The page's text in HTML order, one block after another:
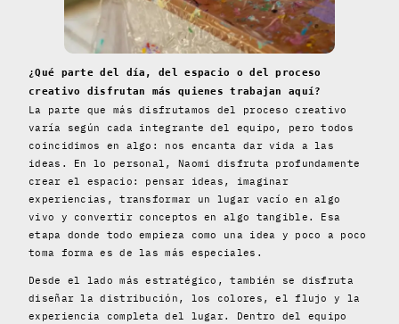
¿Qué parte del día, del espacio o del proceso
creativo disfrutan más quienes trabajan aquí?
La parte que más disfrutamos del proceso creativo
varía según cada integrante del equipo, pero todos
coincidimos en algo: nos encanta dar vida a las
ideas. En lo personal, Naomi disfruta profundamente
crear el espacio: pensar ideas, imaginar
experiencias, transformar un lugar vacío en algo
vivo y convertir conceptos en algo tangible. Esa
etapa donde todo empieza como una idea y poco a poco
toma forma es de las más especiales.
Desde el lado más estratégico, también se disfruta
diseñar la distribución, los colores, el flujo y la
experiencia completa del lugar. Dentro del equipo